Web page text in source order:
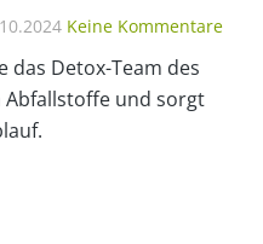
Keine Kommentare
das Detox-Team des
und sorgt